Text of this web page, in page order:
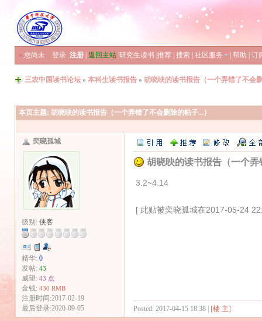
» 您尚未 登录 注册 返回主站 研究生读书 推荐 搜索 社区服务 帮助 订
三农中国读书论坛 » 本科生读书报告 » 胡晓映的读书报告（一个弄错了不会
本页主题: 胡晓映的读书报告（一个弄错了不会删除的帖子...）
奕晓孤城
级别: 侠客
精华: 0
发帖: 43
威望: 43 点
金钱: 430 RMB
注册时间:2017-02-19
最后登录:2020-09-05
胡晓映的读书报告（一个
3.2~4.14
[ 此贴被奕晓孤城在2017-05-24
Posted: 2017-04-15 18:38 | [楼 主]